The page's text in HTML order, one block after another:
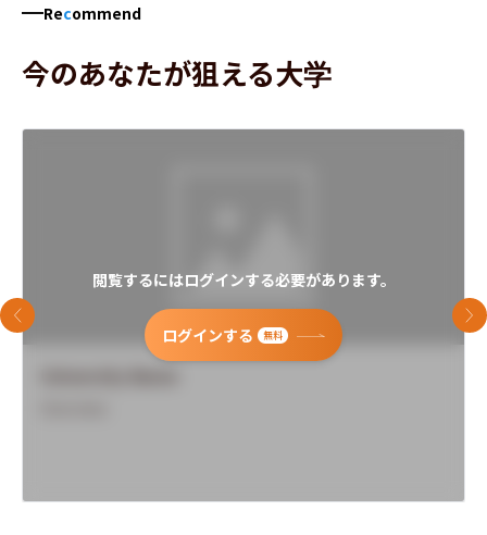
Recommend
今のあなたが狙える大学
閲覧するにはログインする必要があります。
ログインする 無料
前のスライド 次